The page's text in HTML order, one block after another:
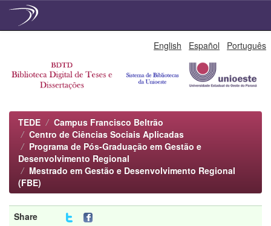
English Español Português
TEDE
Campus Francisco Beltrão
Centro de Ciências Sociais Aplicadas
Programa de Pós-Graduação em Gestão e
Desenvolvimento Regional
Mestrado em Gestão e Desenvolvimento Regional
(FBE)
Share